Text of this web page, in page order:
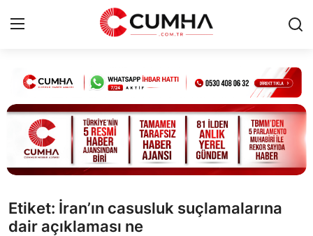
Kurumsal
Cumhurbaşkanlığı
Bakanlıklar
Siyasi Partiler
Etiket: İran’ın casusluk suçlamalarına
dair açıklaması ne